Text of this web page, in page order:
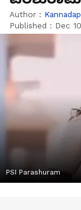
Author :
Published : Dec
PSI Parashuram